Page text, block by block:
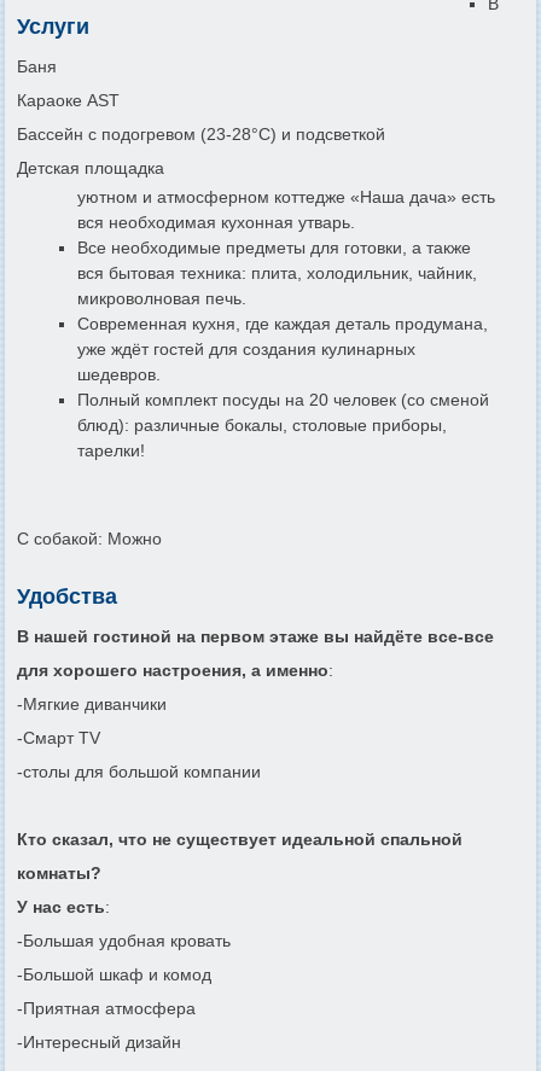
Услуги
Баня
Караоке АST
Бассейн с подогревом (23-28°C) и подсветкой
Детская площадка
уютном и атмосферном коттедже «Наша дача» есть
вся необходимая кухонная утварь.
Все необходимые предметы для готовки, а также
вся бытовая техника: плита, холодильник, чайник,
микроволновая печь.
Современная кухня, где каждая деталь продумана,
уже ждёт гостей для создания кулинарных
шедевров.
Полный комплект посуды на 20 человек (со сменой
блюд): различные бокалы, столовые приборы,
тарелки!
С собакой: Можно
Удобства
В нашей гостиной на первом этаже вы найдёте все-все
для хорошего настроения, а именно:
-Мягкие диванчики
-Смарт TV
-столы для большой компании
Кто сказал, что не существует идеальной спальной
комнаты?
У нас есть:
-Большая удобная кровать
-Большой шкаф и комод
-Приятная атмосфера
-Интересный дизайн